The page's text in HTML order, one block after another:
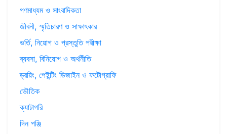
গণমাধ্যম ও সাংবাদিকতা
জীবনী, স্মৃতিচারণ ও সাক্ষাৎকার
ভর্তি, নিয়োগ ও প্রস্তুতি পরীক্ষা
ব্যবসা, বিনিয়োগ ও অর্থনীতি
ড্রয়িং, পেইন্টিং ডিজাইন ও ফটোগ্রাফি
ভৌতিক
ক্যাটাগরি
দিন পঞ্জি